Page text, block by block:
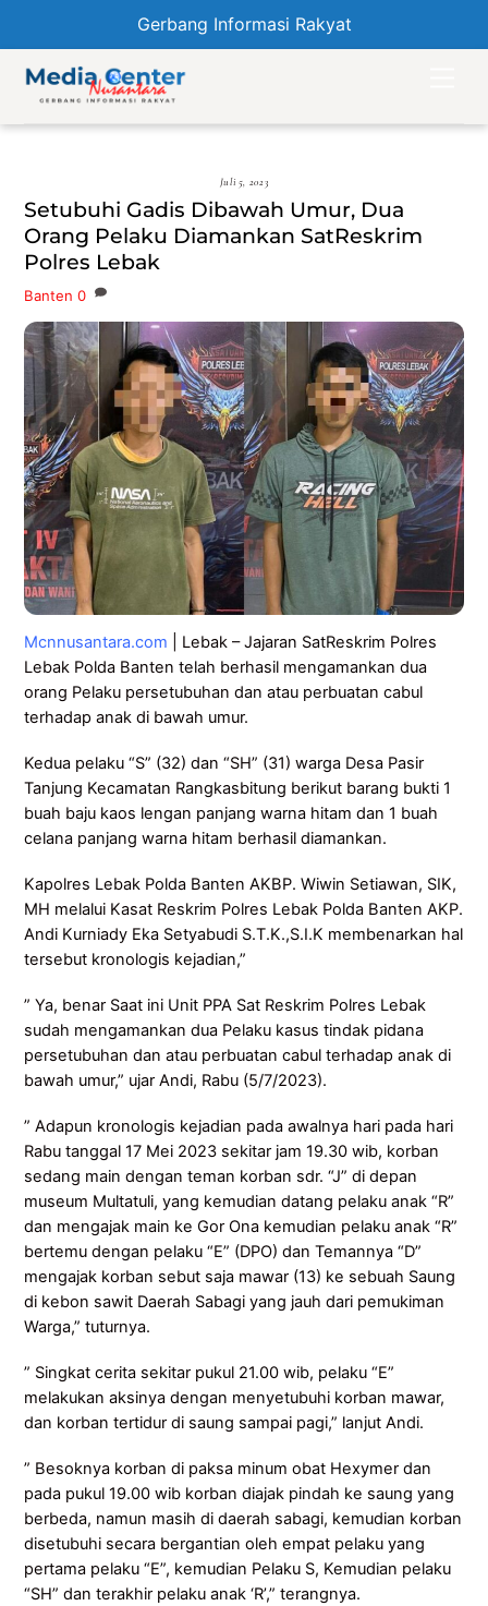
Gerbang Informasi Rakyat
content
Juli 5, 2023
Setubuhi Gadis Dibawah Umur, Dua
Orang Pelaku Diamankan SatReskrim
Polres Lebak
Banten 0
Mcnnusantara.com | Lebak – Jajaran SatReskrim Polres
Lebak Polda Banten telah berhasil mengamankan dua
orang Pelaku persetubuhan dan atau perbuatan cabul
terhadap anak di bawah umur.
Kedua pelaku “S” (32) dan “SH” (31) warga Desa Pasir
Tanjung Kecamatan Rangkasbitung berikut barang bukti 1
buah baju kaos lengan panjang warna hitam dan 1 buah
celana panjang warna hitam berhasil diamankan.
Kapolres Lebak Polda Banten AKBP. Wiwin Setiawan, SIK,
MH melalui Kasat Reskrim Polres Lebak Polda Banten AKP.
Andi Kurniady Eka Setyabudi S.T.K.,S.I.K membenarkan hal
tersebut kronologis kejadian,”
” Ya, benar Saat ini Unit PPA Sat Reskrim Polres Lebak
sudah mengamankan dua Pelaku kasus tindak pidana
persetubuhan dan atau perbuatan cabul terhadap anak di
bawah umur,” ujar Andi, Rabu (5/7/2023).
” Adapun kronologis kejadian pada awalnya hari pada hari
Rabu tanggal 17 Mei 2023 sekitar jam 19.30 wib, korban
sedang main dengan teman korban sdr. “J” di depan
museum Multatuli, yang kemudian datang pelaku anak “R”
dan mengajak main ke Gor Ona kemudian pelaku anak “R”
bertemu dengan pelaku “E” (DPO) dan Temannya “D”
mengajak korban sebut saja mawar (13) ke sebuah Saung
di kebon sawit Daerah Sabagi yang jauh dari pemukiman
Warga,” tuturnya.
” Singkat cerita sekitar pukul 21.00 wib, pelaku “E”
melakukan aksinya dengan menyetubuhi korban mawar,
dan korban tertidur di saung sampai pagi,” lanjut Andi.
” Besoknya korban di paksa minum obat Hexymer dan
pada pukul 19.00 wib korban diajak pindah ke saung yang
berbeda, namun masih di daerah sabagi, kemudian korban
disetubuhi secara bergantian oleh empat pelaku yang
pertama pelaku “E”, kemudian Pelaku S, Kemudian pelaku
“SH” dan terakhir pelaku anak ‘R’,” terangnya.